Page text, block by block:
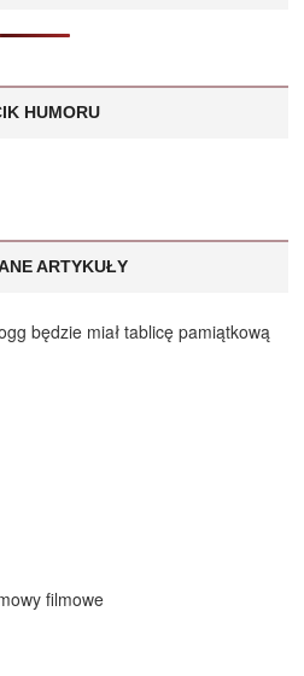
HUMORU
ARTYKUŁY
będzie miał tablicę pamiątkową
filmowe